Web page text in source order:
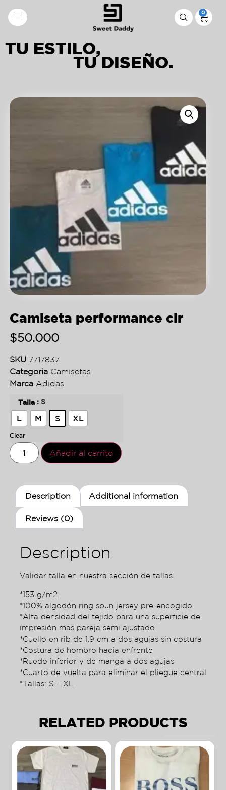
0
TU ESTILO,
TU DISEÑO.
Camiseta performance clr
$50.000
SKU 7717837
Categoria Camisetas
Marca Adidas
Talla : S
L M S XL
Clear
Añadir al carrito
Description Additional information
Reviews (0)
Description
Validar talla en nuestra sección de tallas.
*153 g/m2
*100% algodón ring spun jersey pre-encogido
*Alta densidad del tejido para una superficie de
impresión mas pareja semi ajustado
*Cuello en rib de 1.9 cm a dos agujas sin costura
*Costura de hombro hacia enfrente
*Ruedo inferior y de manga a dos agujas
*Cuarto de vuelta para eliminar el pliegue central
*Tallas: S – XL
RELATED PRODUCTS